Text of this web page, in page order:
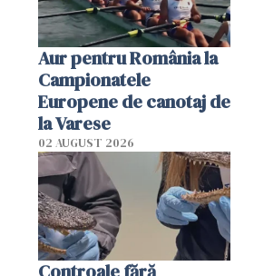
Aur pentru România la
Campionatele
Europene de canotaj de
la Varese
02 AUGUST 2026